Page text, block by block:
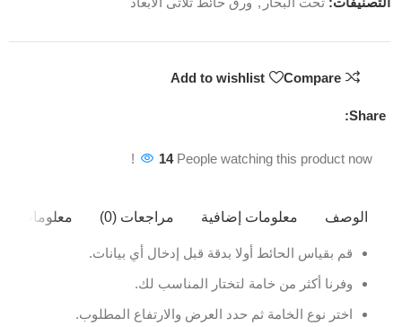
Compare
Add to wishlist
Share:
14 People watching this product now!
الوصف معلومات إضافية مراجعات (0) معلومات
قم بقياس الحائط أولا بدقة قبل إدخال أي بيانات.
وفرنا أكثر من خامة لتختار المناسب لك.
اختر نوع الخامة ثم حدد العرض والارتفاع المطلوب.